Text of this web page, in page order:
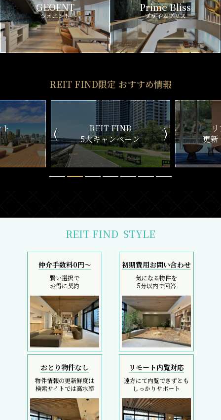
GEOENT
ジオエント
Prime Bliss
プライムブリス
REIT FIND限定 おすすめ情報
ン
リアルタイム
更新一覧チェック
新
REIT FIND STYLE
仲介手数料0円～
賢い選択で
お得に契約
初期費用お問い合わせ
気になる物件を
5分以内で回答
おとり物件なし
物件情報の更新鮮度は
検索サイトでは高水準
リモート内覧対応
遠方にて内覧できずとも
しっかりサポート